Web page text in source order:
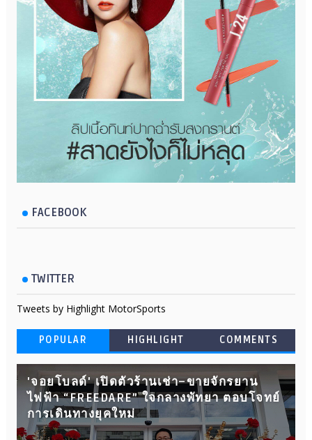
FACEBOOK
TWITTER
Tweets by Highlight MotorSports
POPULAR HIGHLIGHT COMMENTS
'จอยโบลด์' เปิดตัวร้านเช่า–ขายจักรยาน
ไฟฟ้า “FREEDARE” ใจกลางพัทยา ตอบโจทย์
การเดินทางยุคใหม่